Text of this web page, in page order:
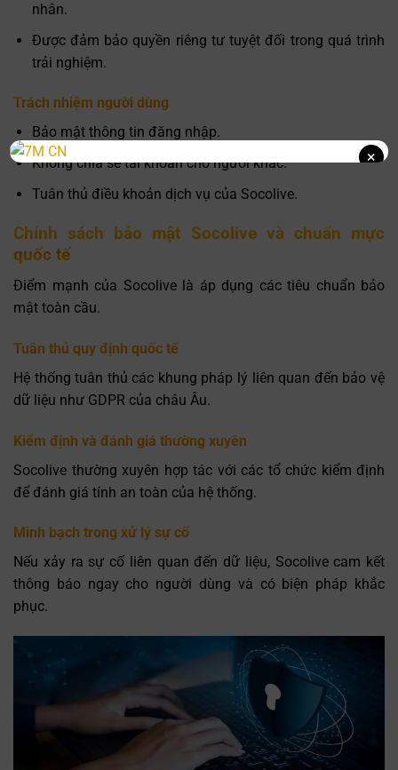
×
nhân.
Được đảm bảo quyền riêng tư tuyệt đối trong quá trình
trải nghiệm.
Trách nhiệm người dùng
Bảo mật thông tin đăng nhập.
Không chia sẻ tài khoản cho người khác.
Tuân thủ điều khoản dịch vụ của Socolive.
Chính sách bảo mật Socolive và chuẩn mực
quốc tế
Điểm mạnh của Socolive là áp dụng các tiêu chuẩn bảo
mật toàn cầu.
Tuân thủ quy định quốc tế
Hệ thống tuân thủ các khung pháp lý liên quan đến bảo vệ
dữ liệu như GDPR của châu Âu.
Kiểm định và đánh giá thường xuyên
Socolive thường xuyên hợp tác với các tổ chức kiểm định
để đánh giá tính an toàn của hệ thống.
Minh bạch trong xử lý sự cố
Nếu xảy ra sự cố liên quan đến dữ liệu, Socolive cam kết
thông báo ngay cho người dùng và có biện pháp khắc
phục.